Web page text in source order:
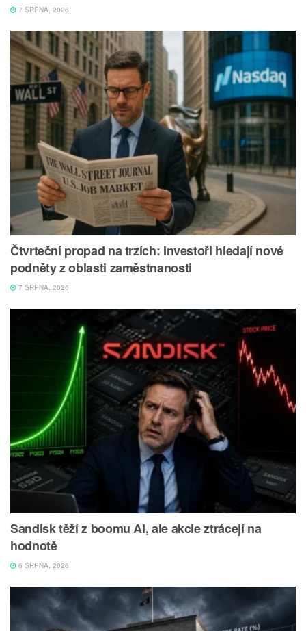
7 SRPNA, 2026
Čtvrteční propad na trzích: Investoři hledají nové
podněty z oblasti zaměstnanosti
7 SRPNA, 2026
Sandisk těží z boomu AI, ale akcie ztrácejí na
hodnotě
6 SRPNA, 2026